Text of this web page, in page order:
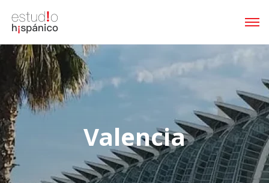
Valencia